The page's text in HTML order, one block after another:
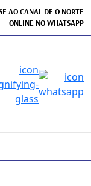
AO CANAL DE O NORTE
ONLINE NO WHATSAPP